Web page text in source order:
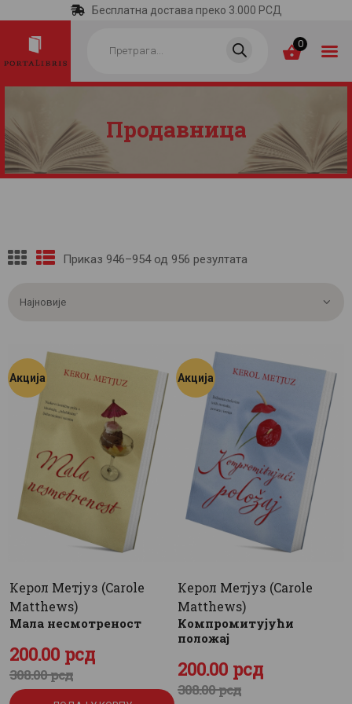
Бесплатна достава преко 3.000 РСД
search 0
Продавница
ПОЧЕТНА
КАТЕГОРИЈЕ
ОТРГНУТО ОД
ЗАБОРАВА
ЦЕНОВНИК
ПИСМО
Приказ 946–954 од 956 резултата
Акција
Керол Метјуз (Carole
Matthews)
Мала несмотреност
308.00рсд
Оригинална
цена
200.00 рсд
Тренутна
цена
Акција
Керол Метјуз (Carole
Matthews)
Компромитујући
положај
308.00рсд
Оригинална
цена
200.00 рсд
Тренутна
цена